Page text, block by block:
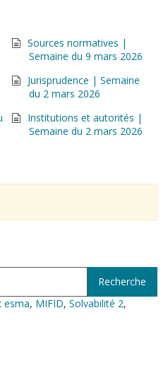
Sources normatives |
Semaine du 9 mars 2026
Jurisprudence | Semaine
du 2 mars 2026
Institutions et autorités |
Semaine du 2 mars 2026
esma, MIFID, Solvabilité 2,